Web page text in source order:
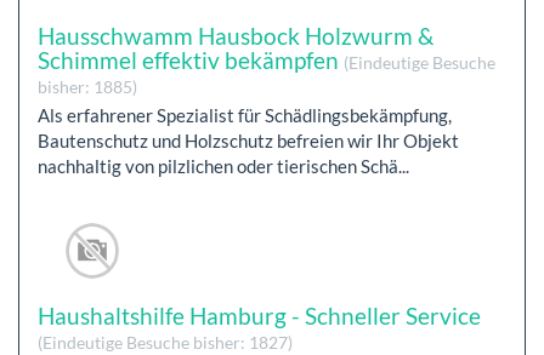
Hausschwamm Hausbock Holzwurm &
Schimmel effektiv bekämpfen (Eindeutige Besuche
bisher: 1885)
Als erfahrener Spezialist für Schädlingsbekämpfung,
Bautenschutz und Holzschutz befreien wir Ihr Objekt
nachhaltig von pilzlichen oder tierischen Schä...
Haushaltshilfe Hamburg - Schneller Service
(Eindeutige Besuche bisher: 1827)